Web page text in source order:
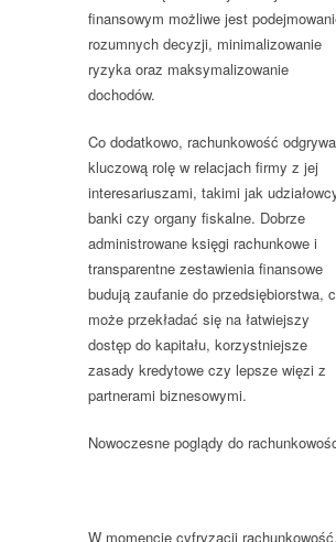
finansowym możliwe jest
rozumnych decyzji, minimalizowanie
ryzyka oraz maksymalizowanie
dochodów.
Co dodatkowo, rachunkowość odgrywa
kluczową rolę w relacjach firmy z jej
interesariuszami, takimi jak
banki czy organy fiskalne. Dobrze
administrowane księgi rachunkowe i
transparentne zestawienia finansowe
budują zaufanie do przedsiębiorstwa,
może przekładać się na łatwiejszy
dostęp do kapitału, korzystniejsze
zasady kredytowe czy lepsze więzi z
partnerami biznesowymi.
Nowoczesne poglądy do
W momencie cyfryzacji rachunkowość,